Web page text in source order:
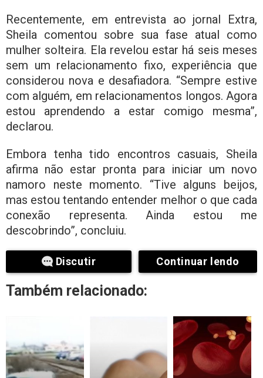
Recentemente, em entrevista ao jornal Extra,
Sheila comentou sobre sua fase atual como
mulher solteira. Ela revelou estar há seis meses
sem um relacionamento fixo, experiência que
considerou nova e desafiadora. “Sempre estive
com alguém, em relacionamentos longos. Agora
estou aprendendo a estar comigo mesma”,
declarou.
Embora tenha tido encontros casuais, Sheila
afirma não estar pronta para iniciar um novo
namoro neste momento. “Tive alguns beijos,
mas estou tentando entender melhor o que cada
conexão representa. Ainda estou me
descobrindo”, concluiu.
Discutir Continuar lendo
Também relacionado: